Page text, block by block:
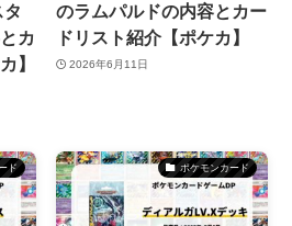
カ
】
のラムパルドの内容とカー
ドリスト紹介【ポケカ】
2026年6月11日
ド ポケモンカード